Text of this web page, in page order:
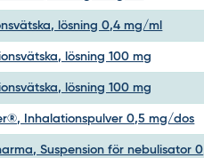
lösning 0,4 mg/ml
lösning 100 mg
lösning 100 mg
Inhalationspulver 0,5 mg/dos
Suspension för nebulisator